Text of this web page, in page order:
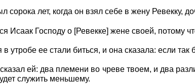
сорока лет, когда он взял себе в жену
Исаак Господу о [Ревекке] жене своей, потому
утробе ее стали биться, и она сказала: если
ей: два племени во чреве твоем, и два
служить меньшему.